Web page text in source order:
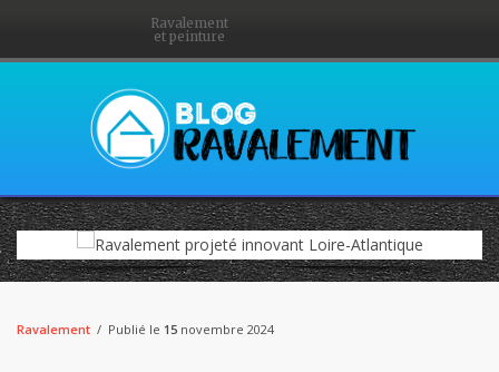
Ravalement
et peinture
Ravalement Publié le 15 novembre 2024